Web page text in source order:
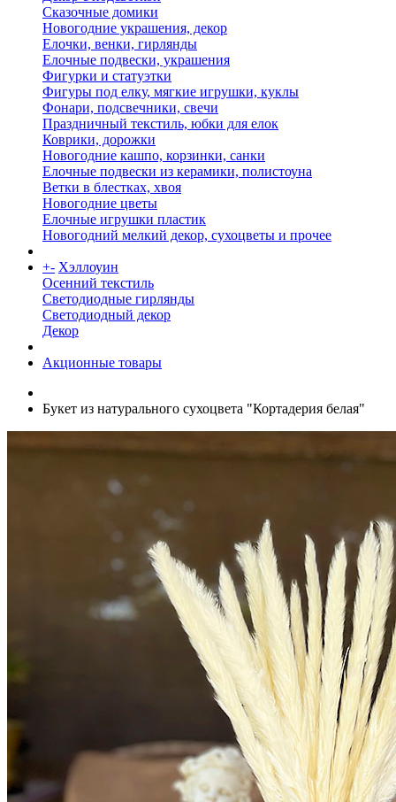
Сказочные домики
Новогодние украшения, декор
Елочки, венки, гирлянды
Елочные подвески, украшения
Фигурки и статуэтки
Фигуры под елку, мягкие игрушки, куклы
Фонари, подсвечники, свечи
Праздничный текстиль, юбки для елок
Коврики, дорожки
Новогодние кашпо, корзинки, санки
Елочные подвески из керамики, полистоуна
Ветки в блестках, хвоя
Новогодние цветы
Елочные игрушки пластик
Новогодний мелкий декор, сухоцветы и прочее
+- Хэллоуин
Осенний текстиль
Светодиодные гирлянды
Светодиодный декор
Декор
Акционные товары
Букет из натурального сухоцвета "Кортадерия белая"